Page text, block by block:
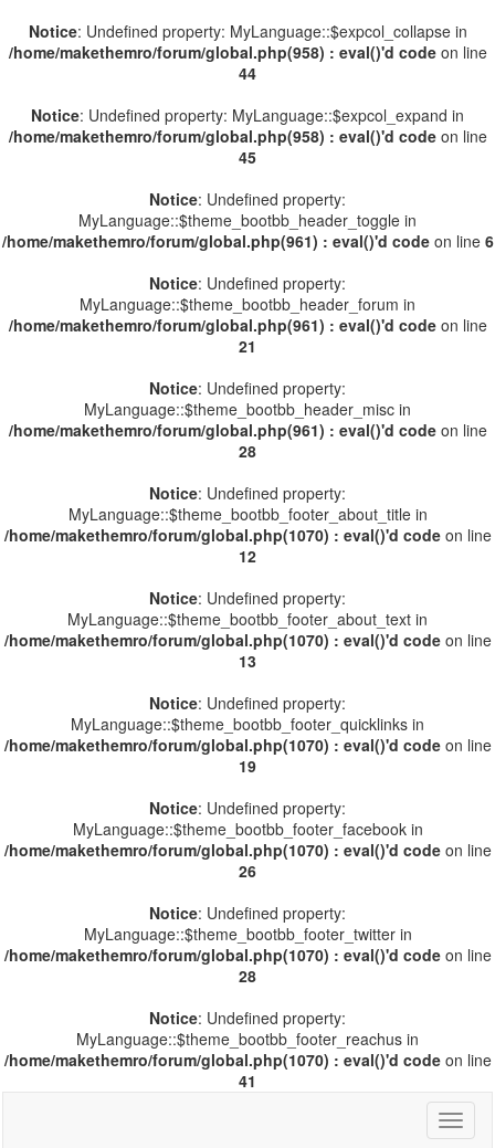
Notice: Undefined property: MyLanguage::$expcol_collapse in
/home/makethemro/forum/global.php(958) : eval()'d codeon line
44
Notice: Undefined property: MyLanguage::$expcol_expand in
/home/makethemro/forum/global.php(958) : eval()'d codeon line
45
Notice: Undefined property:
MyLanguage::$theme_bootbb_header_toggle in
/home/makethemro/forum/global.php(961) : eval()'d codeon line 6
Notice: Undefined property:
MyLanguage::$theme_bootbb_header_forum in
/home/makethemro/forum/global.php(961) : eval()'d codeon line
21
Notice: Undefined property:
MyLanguage::$theme_bootbb_header_misc in
/home/makethemro/forum/global.php(961) : eval()'d codeon line
28
Notice: Undefined property:
MyLanguage::$theme_bootbb_footer_about_title in
/home/makethemro/forum/global.php(1070) : eval()'d codeon line
12
Notice: Undefined property:
MyLanguage::$theme_bootbb_footer_about_text in
/home/makethemro/forum/global.php(1070) : eval()'d codeon line
13
Notice: Undefined property:
MyLanguage::$theme_bootbb_footer_quicklinks in
/home/makethemro/forum/global.php(1070) : eval()'d codeon line
19
Notice: Undefined property:
MyLanguage::$theme_bootbb_footer_facebook in
/home/makethemro/forum/global.php(1070) : eval()'d codeon line
26
Notice: Undefined property:
MyLanguage::$theme_bootbb_footer_twitter in
/home/makethemro/forum/global.php(1070) : eval()'d codeon line
28
Notice: Undefined property:
MyLanguage::$theme_bootbb_footer_reachus in
/home/makethemro/forum/global.php(1070) : eval()'d codeon line
41